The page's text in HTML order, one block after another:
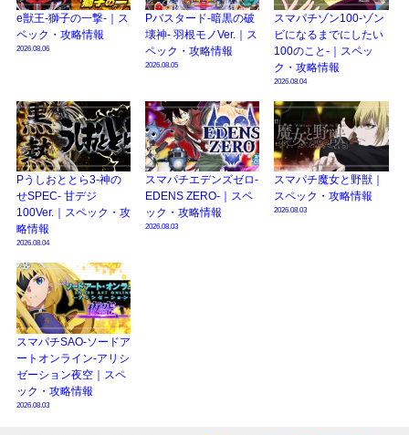
e獣王-獅子の一撃-｜ス
ペック・攻略情報
2026.08.06
Pバスタード-暗黒の破
壊神- 羽根モノVer.｜ス
ペック・攻略情報
2026.08.05
スマパチゾン100-ゾン
ビになるまでにしたい
100のこと-｜スペッ
ク・攻略情報
2026.08.04
Pうしおととら3-神の
せSPEC- 甘デジ
100Ver.｜スペック・攻
略情報
2026.08.04
スマパチエデンズゼロ-
EDENS ZERO-｜スペ
ック・攻略情報
2026.08.03
スマパチ魔女と野獣｜
スペック・攻略情報
2026.08.03
スマパチSAO-ソードア
ートオンライン-アリシ
ゼーション夜空｜スペ
ック・攻略情報
2026.08.03